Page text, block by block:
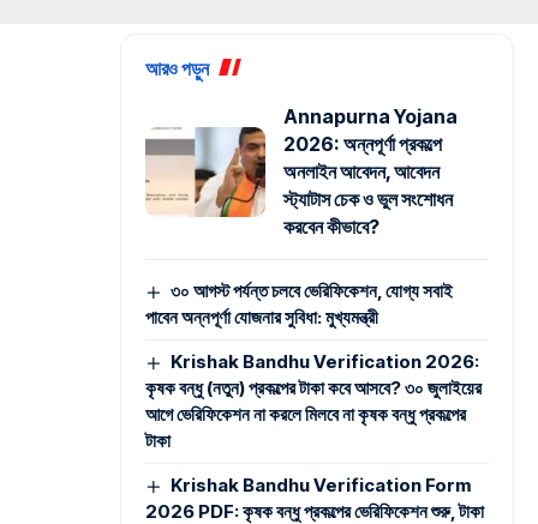
আরও পড়ুন
Annapurna Yojana
2026: অন্নপূর্ণা প্রকল্পে
অনলাইন আবেদন, আবেদন
স্ট্যাটাস চেক ও ভুল সংশোধন
করবেন কীভাবে?
৩০ আগস্ট পর্যন্ত চলবে ভেরিফিকেশন, যোগ্য সবাই
পাবেন অন্নপূর্ণা যোজনার সুবিধা: মুখ্যমন্ত্রী
Krishak Bandhu Verification 2026:
কৃষক বন্ধু (নতুন) প্রকল্পের টাকা কবে আসবে? ৩০ জুলাইয়ের
আগে ভেরিফিকেশন না করলে মিলবে না কৃষক বন্ধু প্রকল্পের
টাকা
Krishak Bandhu Verification Form
2026 PDF: কৃষক বন্ধু প্রকল্পের ভেরিফিকেশন শুরু, টাকা